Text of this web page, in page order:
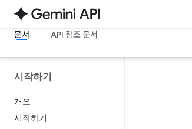
문서
API 참조 문서
시작하기
개요
시작하기